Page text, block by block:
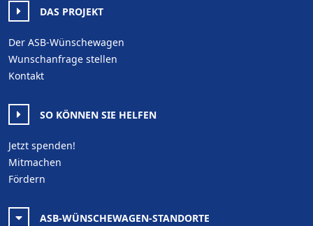
DAS PROJEKT
Der ASB-Wünschewagen
Wunschanfrage stellen
Kontakt
SO KÖNNEN SIE HELFEN
Jetzt spenden!
Mitmachen
Fördern
ASB-WÜNSCHEWAGEN-STANDORTE